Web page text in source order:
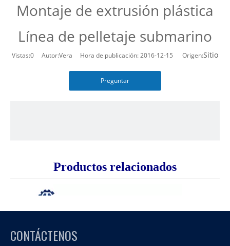
Montaje de extrusión plástica
Línea de pelletaje submarino
Vistas:0 Autor:Vera Hora de publicación: 2016-12-15 Origen:Sitio
Preguntar
Productos relacionados
CONTÁCTENOS